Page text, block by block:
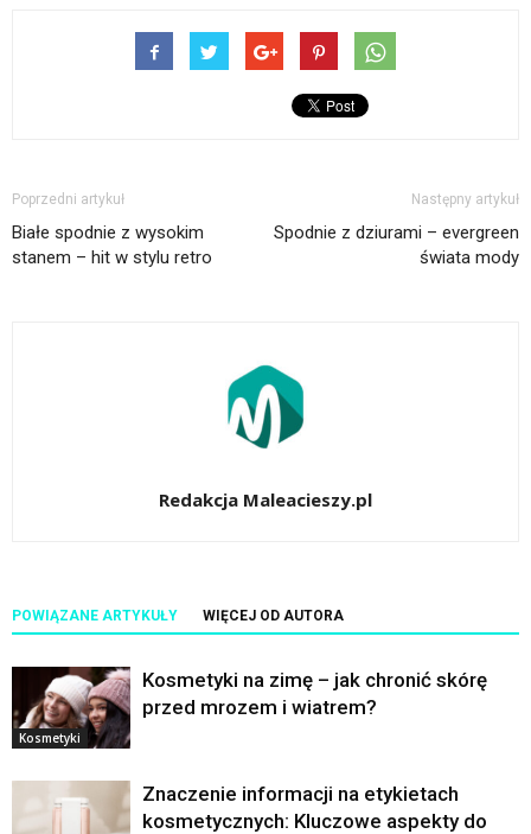
Poprzedni artykuł
Białe spodnie z wysokim
stanem – hit w stylu retro
Następny artykuł
Spodnie z dziurami – evergreen
świata mody
Redakcja Maleacieszy.pl
POWIĄZANE ARTYKUŁY WIĘCEJ OD AUTORA
Kosmetyki
Kosmetyki na zimę – jak chronić skórę
przed mrozem i wiatrem?
Znaczenie informacji na etykietach
kosmetycznych: Kluczowe aspekty do